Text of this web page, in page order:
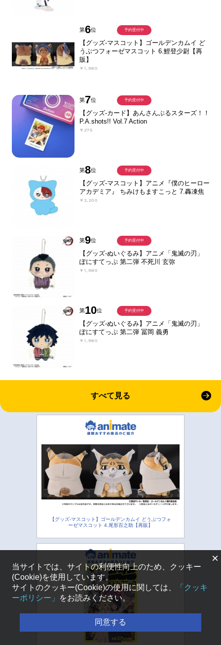
第6位
【グッズ-マスコット】ゴールデンカムイ ど
うぶつフォーゼマスコット 6.鯉登少尉【再
販】
￥1,980
予約受付中
第7位
【グッズ-カード】あんさんぶるスターズ！！
P.A.shots!! Vol.7 Action
￥275
予約受付中
第8位
【グッズ-マスコット】アニメ『僕のヒーロー
アカデミア』 ちみけもますこっと 7.轟凍焦
￥2,200
予約受付中
第9位
【グッズ-ぬいぐるみ】アニメ「鬼滅の刃」
ぽにすてっぷ 第二弾 不死川 玄弥
￥1,980
予約受付中
第10位
【グッズ-ぬいぐるみ】アニメ「鬼滅の刃」
ぽにすてっぷ 第二弾 冨岡 義勇
￥1,980
予約受付中
すべて見る
【グッズ-マスコット】ゴールデンカムイ どうぶつフォ
ーゼマスコット 4.尾形百之助【再販】
×
当サイトでは、サイトの利便性向上のため、クッキー
(Cookie)を使用しています。
サイトのクッキー(Cookie)の使用に関しては、
「クッキ
ーポリシー」
をお読みください。
同意する